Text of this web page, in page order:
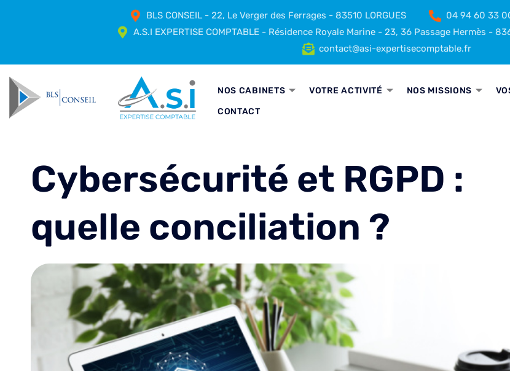
BLS CONSEIL - 22, Le Verger des Ferrages - 83510 LORGUES 04 94 60 33
A.S.I EXPERTISE COMPTABLE - Résidence Royale Marine - 23, 36 Passage Hermès -
contact@asi-expertisecomptable.fr
NOS CABINETS VOTRE ACTIVITÉ NOS MISSIONS
CONTACT
Cybersécurité et RGPD :
quelle conciliation ?